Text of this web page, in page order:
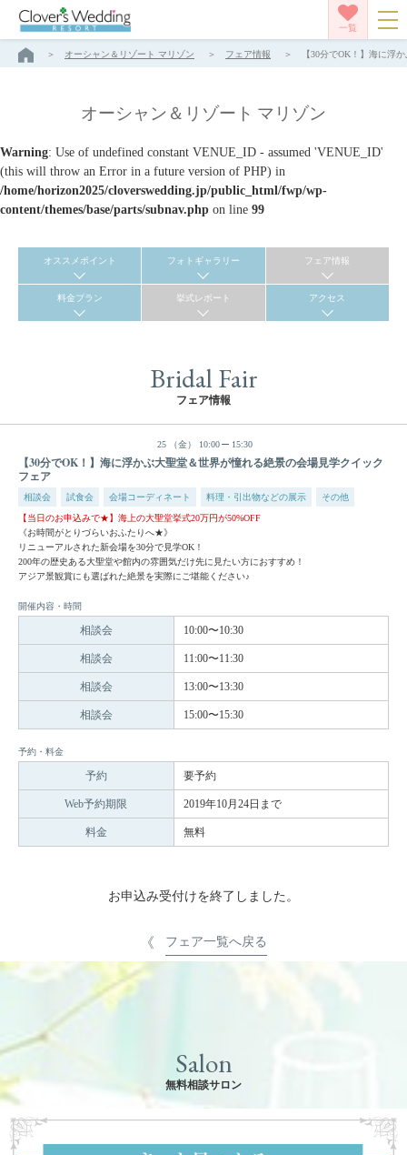
一覧
オーシャン＆リゾート マリゾン フェア情報 【30分でOK！】海に浮
オーシャン＆リゾート マリゾン
Warning: Use of undefined constant VENUE_ID - assumed 'VENUE_ID'
(this will throw an Error in a future version of PHP) in
/home/horizon2025/cloverswedding.jp/public_html/fwp/wp-
content/themes/base/parts/subnav.php on line 99
オススメポイント フォトギャラリー フェア情報
料金プラン 挙式レポート アクセス
Bridal Fair
フェア情報
25 （金） 10:00 15:30
【30分でOK！】海に浮かぶ大聖堂＆世界が憧れる絶景の会場見学クイック
フェア
相談会 試食会 会場コーディネート 料理・引出物などの展示 その他
【当日のお申込みで★】海上の大聖堂挙式20万円が50%OFF
《お時間がとりづらいおふたりへ★》
リニューアルされた新会場を30分で見学OK！
200年の歴史ある大聖堂や館内の雰囲気だけ先に見たい方におすすめ！
アジア景観賞にも選ばれた絶景を実際にご堪能ください♪
開催内容・時間
相談会 10:00〜10:30
相談会 11:00〜11:30
相談会 13:00〜13:30
相談会 15:00〜15:30
予約・料金
予約 要予約
Web予約期限 2019年10月24日まで
料金 無料
お申込み受付けを終了しました。
フェア一覧へ戻る
Salon
無料相談サロン